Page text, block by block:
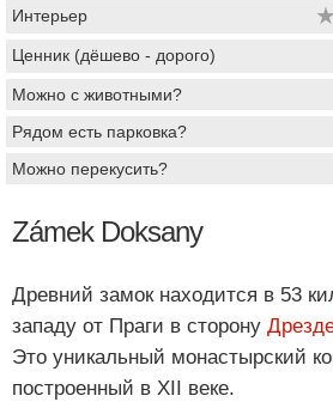
Интерьер ★
Ценник (дёшево - дорого)
Можно с животными?
Рядом есть парковка?
Можно перекусить?
Zámek Doksany
Древний замок находится в 53
западу от Праги в сторону
Это уникальный монастырский
построенный в XII веке.